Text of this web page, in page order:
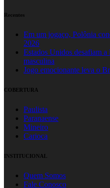
Recentes
Em um jogaço, Polônia
2026
Estados Unidos desafiam
masculina
Jogo emocionante leva o
COBERTURA
Paulista
Paranaense
Mineiro
Carioca
INSTITUCIONAL
Quem Somos
Fale Conosco